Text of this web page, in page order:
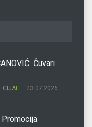
Čuvari
23.07.2026.
Promocija